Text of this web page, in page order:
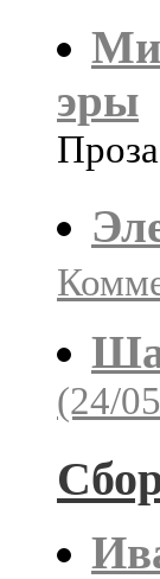
эры
Проза
(24/